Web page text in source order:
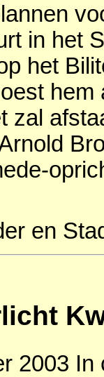
in het
het
zal
en
2003